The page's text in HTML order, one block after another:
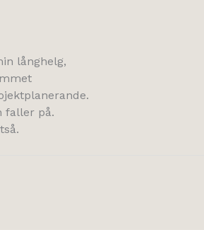
långhelg,
faller på.